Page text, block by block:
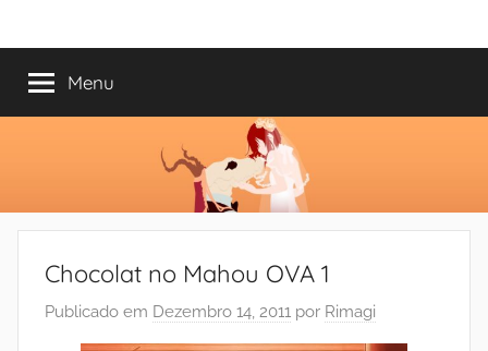
paraMundo
do
anos
a
romances
Menu
Chocolat no Mahou OVA 1
Publicado em Dezembro 14, 2011 por Rimagi